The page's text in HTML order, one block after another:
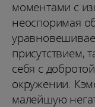
моментами с
неоспоримая
присутствием,
себя с
окружении.
малейшую